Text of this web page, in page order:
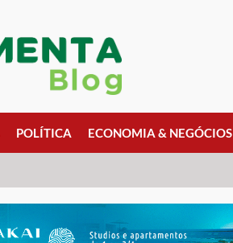
POLÍTICA ECONOMIA & NEGÓCIOS